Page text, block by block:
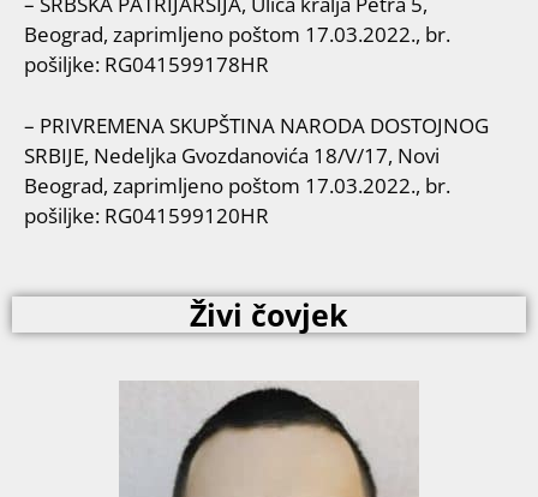
Beograd, zaprimljeno poštom 17.03.2022., br.
pošiljke: RG041599178HR
– PRIVREMENA SKUPŠTINA NARODA DOSTOJNOG
SRBIJE, Nedeljka Gvozdanovića 18/V/17, Novi
Beograd, zaprimljeno poštom 17.03.2022., br.
pošiljke: RG041599120HR
Živi čovjek